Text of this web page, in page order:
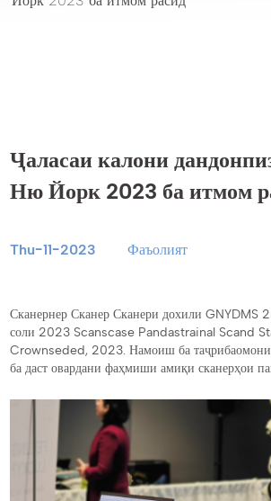
Ҷаласаи калони
Ню Йорк 2023 ба итмом
Thu-11-2023 Фаъолият
Сканернер Сканер Сканери дохили GNYDMS
соли 2023 Scanscase Pandastrainal Scand
Crownseded, 2023. Намоиш ба таҷрибаомони
ба даст овардани фаҳмиши амиқи сканерҳои